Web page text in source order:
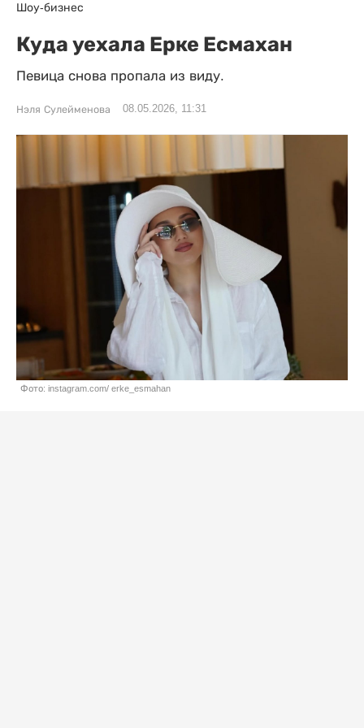
Шоу-бизнес
Куда уехала Ерке Есмахан
Певица снова пропала из виду.
Нэля Сулейменова 08.05.2026, 11:31
Фото: instagram.com/ erke_esmahan